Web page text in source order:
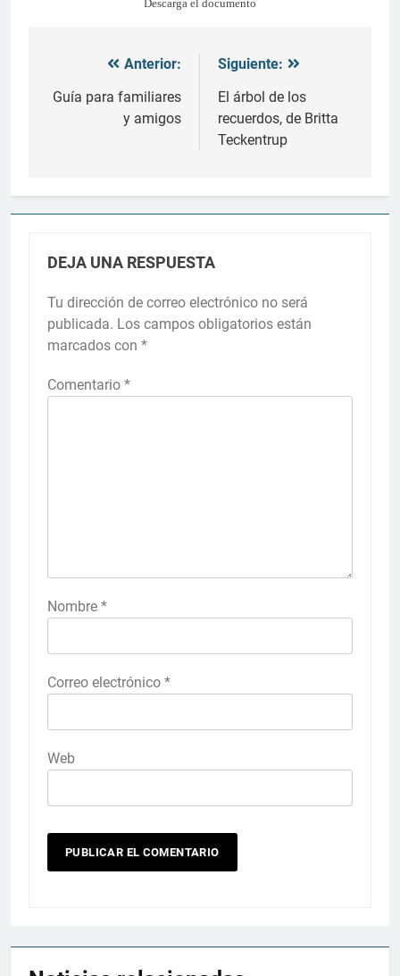
Descarga el documento
Navegación
de
entradas
Anterior:
Guía para familiares
y amigos
Siguiente:
El árbol de los
recuerdos, de Britta
Teckentrup
DEJA UNA RESPUESTA
Tu dirección de correo electrónico no será
publicada. Los campos obligatorios están
marcados con *
Comentario *
Nombre *
Correo electrónico *
Web